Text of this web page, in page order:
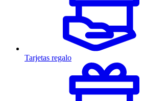
Tarjetas regalo